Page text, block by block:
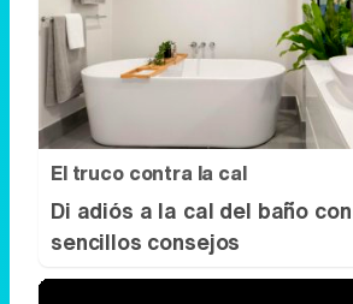
El truco contra la cal
Di adiós a la cal del baño
sencillos consejos